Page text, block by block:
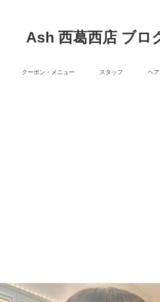
Ash 西葛西店 ブロ
クーポン・メニュー スタッフ ヘ